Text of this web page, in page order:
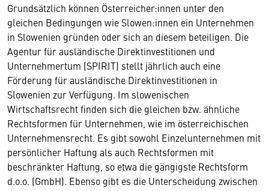
Grundsätzlich können Österreicher:innen unter den
gleichen Bedingungen wie Slowen:innen ein Unternehmen
in Slowenien gründen oder sich an diesem beteiligen. Die
Agentur für ausländische Direktinvestitionen und
Unternehmertum (SPIRIT) stellt jährlich auch eine
Förderung für ausländische Direktinvestitionen in
Slowenien zur Verfügung. Im slowenischen
Wirtschaftsrecht finden sich die gleichen bzw. ähnliche
Rechtsformen für Unternehmen, wie im österreichischen
Unternehmensrecht. Es gibt sowohl Einzelunternehmen mit
persönlicher Haftung als auch Rechtsformen mit
beschränkter Haftung, so etwa die gängigste Rechtsform
d.o.o. (GmbH). Ebenso gibt es die Unterscheidung zwischen